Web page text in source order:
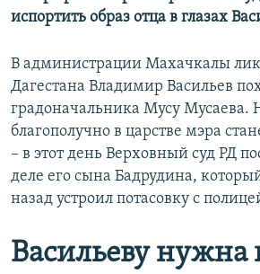
испортить образ отца в глазах
В администрации Махачкалы
Дагестана Владимир Васильев
градоначальника Мусу Мусаева.
благополучно в царстве мэра
– в этот день Верховный суд РД
деле его сына Бадрудина,
назад устроил потасовку с
Васильеву нужна